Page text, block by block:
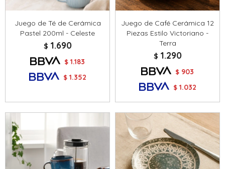
Juego de Té de Cerámica
Pastel 200ml - Celeste
$ 1.690
$ 1.183
$ 1.352
Juego de Café Cerámica 12
Piezas Estilo Victoriano -
Terra
$ 1.290
$ 903
$ 1.032